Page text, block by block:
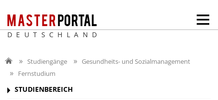
DEUTSCHLAND
Studiengänge
Gesundheits- und Sozialmanagement
Fernstudium
STUDIENBEREICH